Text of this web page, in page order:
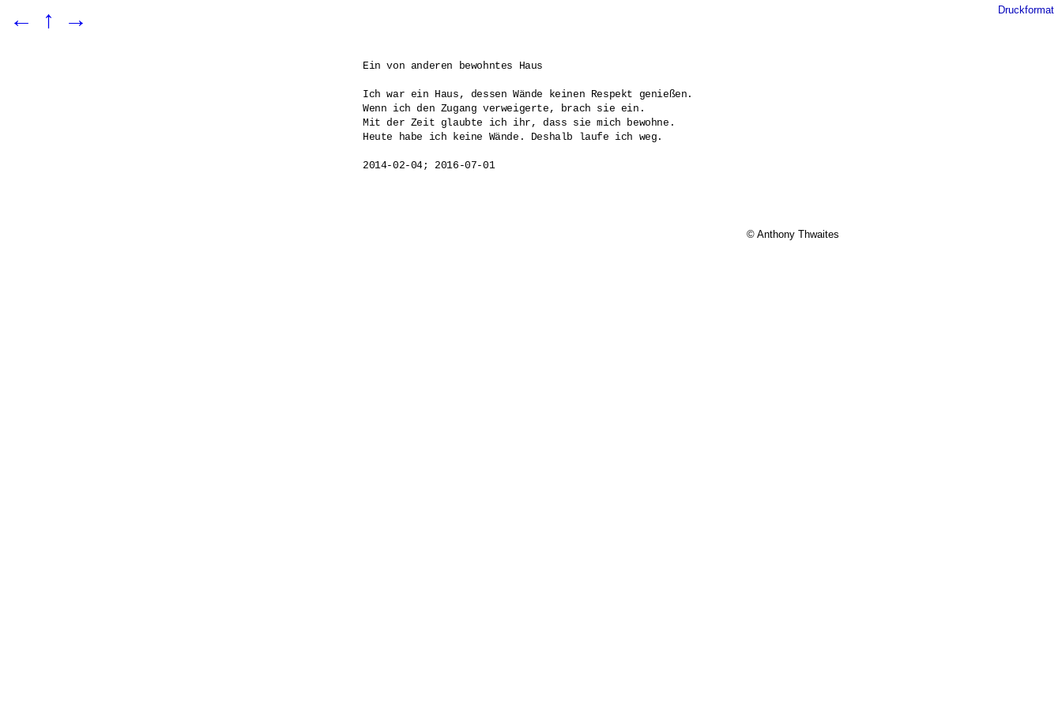
← ↑ → Druckformat
Ein von anderen bewohntes Haus
Ich war ein Haus, dessen Wände keinen Respekt genießen.
Wenn ich den Zugang verweigerte, brach sie ein.
Mit der Zeit glaubte ich ihr, dass sie mich bewohne.
Heute habe ich keine Wände. Deshalb laufe ich weg.
2014-02-04; 2016-07-01
© Anthony Thwaites